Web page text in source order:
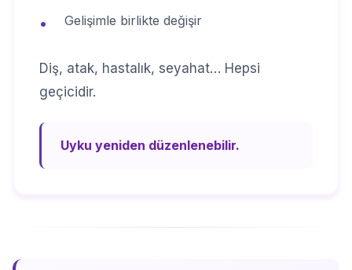
• Gelişimle birlikte değişir
Diş, atak, hastalık, seyahat… Hepsi
geçicidir.
Uyku yeniden düzenlenebilir.